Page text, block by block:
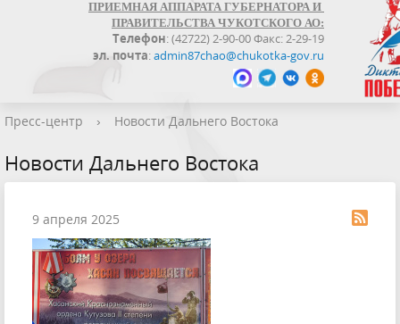
ПРИЕМНАЯ АППАРАТА ГУБЕРНАТОРА И
ПРАВИТЕЛЬСТВА ЧУКОТСКОГО АО:
Телефон: (42722) 2-90-00 Факс: 2-29-19
эл. почта:admin87chao@chukotka-gov.ru
Пресс-центр › Новости Дальнего Востока
Новости Дальнего Востока
9 апреля 2025